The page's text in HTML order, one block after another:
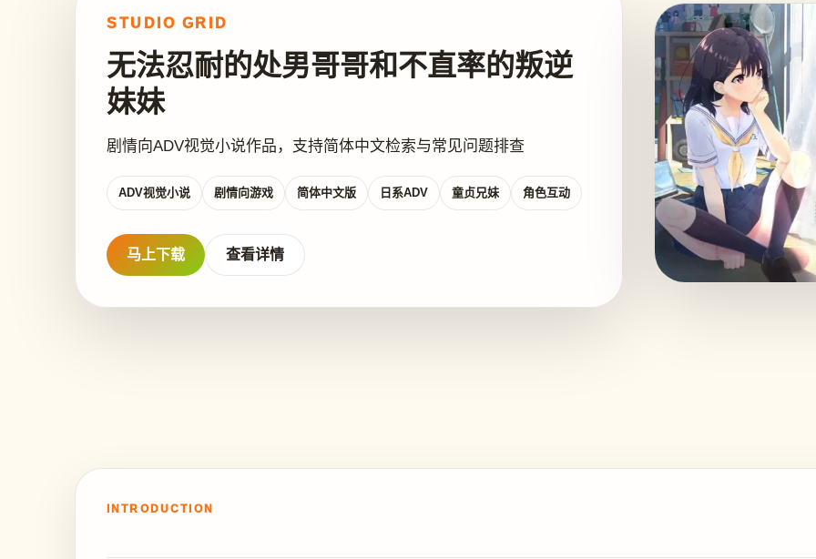
STUDIO GRID
无法忍耐的处男哥哥和不直率的叛逆
妹妹
剧情向ADV视觉小说作品，支持简体中文检索与常见问题排查
ADV视觉小说 剧情向游戏 简体中文版 日系ADV 童贞兄妹 角色互动
马上下载 查看详情
INTRODUCTION